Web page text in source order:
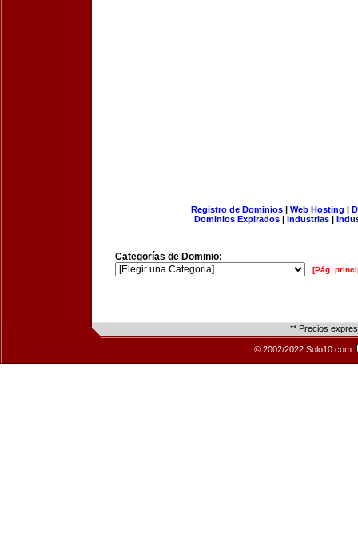
Registro de Dominios| Web Hosting |
Dominios Expirados | Industrias |
Categorías de Dominio:
[Pág.
** Precios
© 2002/2022 Solo10.com